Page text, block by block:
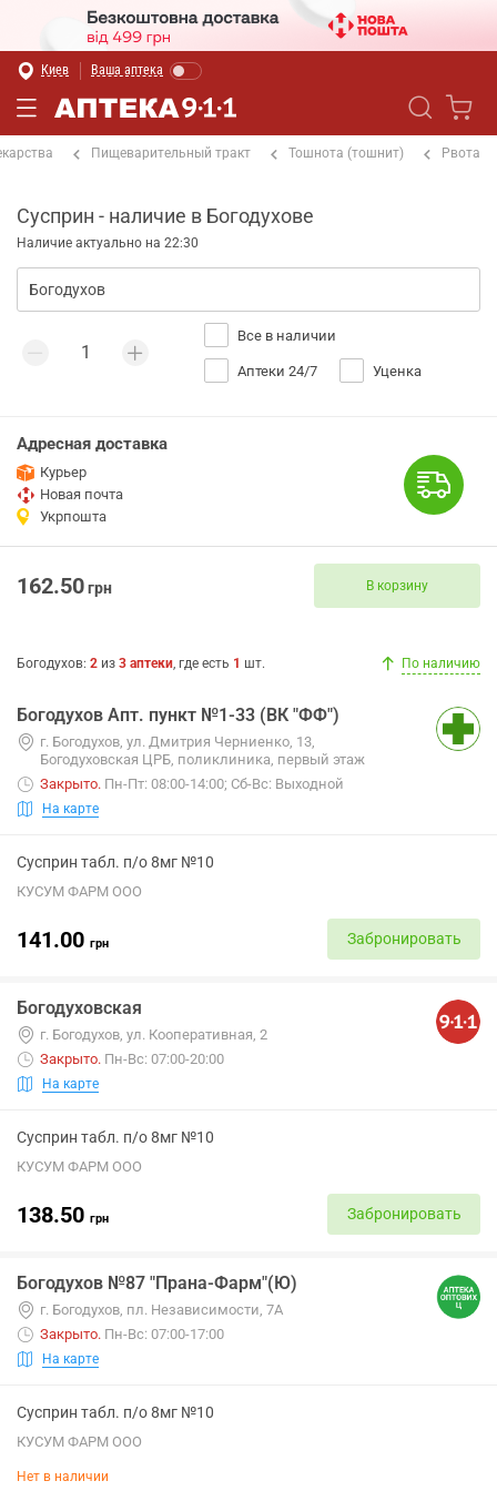
Киев Ваша аптека
Пищеварительный тракт Тошнота (тошнит) Рвота
Сусприн - наличие в Богодухове
Наличие актуально на 22:30
Все в наличии
Аптеки 24/7 Уценка
Адресная доставка
Курьер
Новая почта
Укрпошта
162.50грн В корзину
Богодухов: 2 из 3 аптеки, где есть 1 шт. По наличию
Богодухов Апт. пункт №1-33 (ВК "ФФ")
г. Богодухов, ул. Дмитрия Черниенко, 13,
Богодуховская ЦРБ, поликлиника, первый этаж
Закрыто. Пн-Пт: 08:00-14:00; Сб-Вс: Выходной
На карте
Сусприн табл. п/о 8мг №10
КУСУМ ФАРМ ООО
141.00 грн Забронировать
Богодуховская
г. Богодухов, ул. Кооперативная, 2
Закрыто. Пн-Вс: 07:00-20:00
На карте
Сусприн табл. п/о 8мг №10
КУСУМ ФАРМ ООО
138.50 грн Забронировать
Богодухов №87 "Прана-Фарм"(Ю)
г. Богодухов, пл. Независимости, 7А
Закрыто. Пн-Вс: 07:00-17:00
На карте
Сусприн табл. п/о 8мг №10
КУСУМ ФАРМ ООО
Нет в наличии